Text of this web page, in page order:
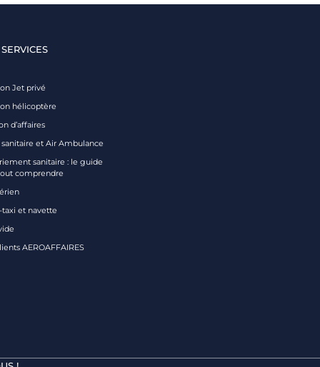
Jet privé
hélicoptère
d’affaires
et Air Ambulance
sanitaire : le guide
comprendre
taxi et navette
AEROAFFAIRES